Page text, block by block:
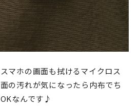
マホの画面も拭けるマイクロス
の汚れが気になったら内布でち
なんです♪